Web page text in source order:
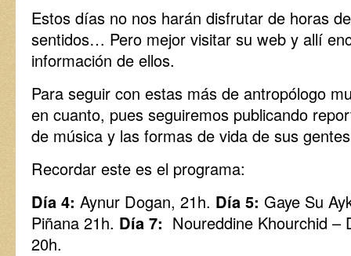
Estos días no nos harán disfrutar de horas
sentidos… Pero mejor visitar su web y allí
información de ellos.
Para seguir con estas más de antropólogo
en cuanto, pues seguiremos publicando
de música y las formas de vida de sus
Recordar este es el programa:
Día 4: Aynur Dogan, 21h. Día 5: Gaye Su
Piñana 21h. Día 7: Noureddine Khourchid –
20h.